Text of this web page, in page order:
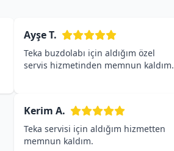
Ayşe T.
Teka buzdolabı için aldığım özel
servis hizmetinden memnun kaldım.
Kerim A.
Teka servisi için aldığım hizmetten
memnun kaldım.